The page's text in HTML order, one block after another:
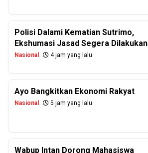
Polisi Dalami Kematian Sutrimo,
Ekshumasi Jasad Segera Dilakukan
Nasional 4 jam yang lalu
Ayo Bangkitkan Ekonomi Rakyat
Nasional 5 jam yang lalu
Wabup Intan Dorong Mahasiswa